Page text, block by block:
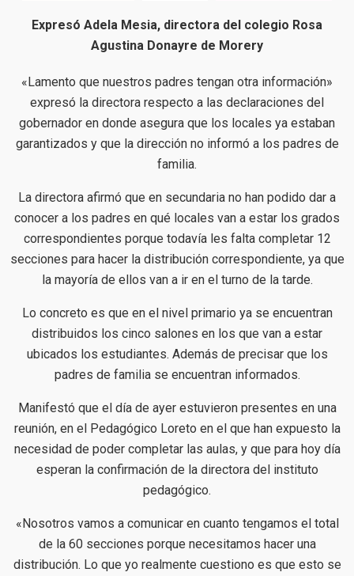
Expresó Adela Mesia, directora del colegio Rosa
Agustina Donayre de Morery
«Lamento que nuestros padres tengan otra información»
expresó la directora respecto a las declaraciones del
gobernador en donde asegura que los locales ya estaban
garantizados y que la dirección no informó a los padres de
familia.
La directora afirmó que en secundaria no han podido dar a
conocer a los padres en qué locales van a estar los grados
correspondientes porque todavía les falta completar 12
secciones para hacer la distribución correspondiente, ya que
la mayoría de ellos van a ir en el turno de la tarde.
Lo concreto es que en el nivel primario ya se encuentran
distribuidos los cinco salones en los que van a estar
ubicados los estudiantes. Además de precisar que los
padres de familia se encuentran informados.
Manifestó que el día de ayer estuvieron presentes en una
reunión, en el Pedagógico Loreto en el que han expuesto la
necesidad de poder completar las aulas, y que para hoy día
esperan la confirmación de la directora del instituto
pedagógico.
«Nosotros vamos a comunicar en cuanto tengamos el total
de la 60 secciones porque necesitamos hacer una
distribución. Lo que yo realmente cuestiono es que esto se